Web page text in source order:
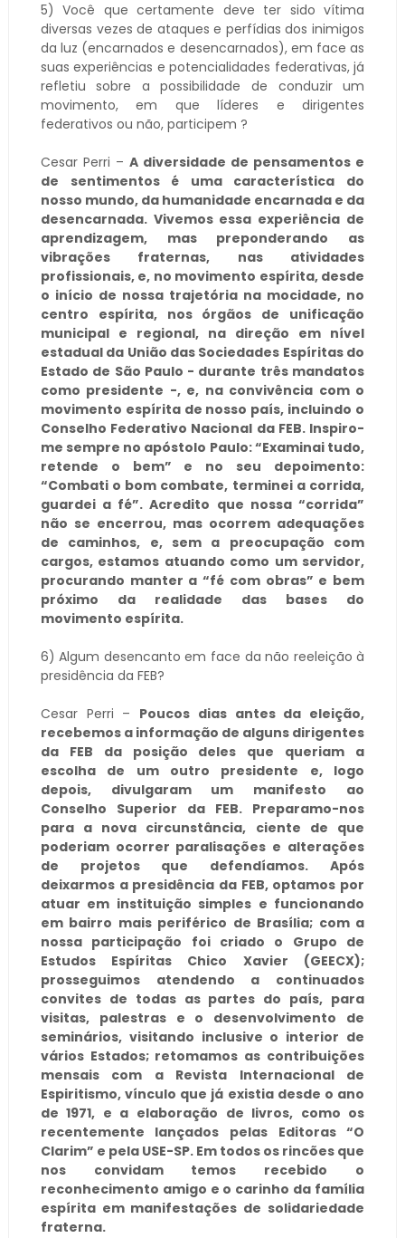
5) Você que certamente deve ter sido vítima
diversas vezes de ataques e perfídias dos inimigos
da luz (encarnados e desencarnados), em face as
suas experiências e potencialidades federativas, já
refletiu sobre a possibilidade de conduzir um
movimento, em que líderes e dirigentes
federativos ou não, participem ?
Cesar Perri – A diversidade de pensamentos e
de sentimentos é uma característica do
nosso mundo, da humanidade encarnada e da
desencarnada. Vivemos essa experiência de
aprendizagem, mas preponderando as
vibrações fraternas, nas atividades
profissionais, e, no movimento espírita, desde
o início de nossa trajetória na mocidade, no
centro espírita, nos órgãos de unificação
municipal e regional, na direção em nível
estadual da União das Sociedades Espíritas do
Estado de São Paulo - durante três mandatos
como presidente -, e, na convivência com o
movimento espírita de nosso país, incluindo o
Conselho Federativo Nacional da FEB. Inspiro-
me sempre no apóstolo Paulo: “Examinai tudo,
retende o bem” e no seu depoimento:
“Combati o bom combate, terminei a corrida,
guardei a fé”. Acredito que nossa “corrida”
não se encerrou, mas ocorrem adequações
de caminhos, e, sem a preocupação com
cargos, estamos atuando como um servidor,
procurando manter a “fé com obras” e bem
próximo da realidade das bases do
movimento espírita.
6) Algum desencanto em face da não reeleição à
presidência da FEB?
Cesar Perri – Poucos dias antes da eleição,
recebemos a informação de alguns dirigentes
da FEB da posição deles que queriam a
escolha de um outro presidente e, logo
depois, divulgaram um manifesto ao
Conselho Superior da FEB. Preparamo-nos
para a nova circunstância, ciente de que
poderiam ocorrer paralisações e alterações
de projetos que defendíamos. Após
deixarmos a presidência da FEB, optamos por
atuar em instituição simples e funcionando
em bairro mais periférico de Brasília; com a
nossa participação foi criado o Grupo de
Estudos Espíritas Chico Xavier (GEECX);
prosseguimos atendendo a continuados
convites de todas as partes do país, para
visitas, palestras e o desenvolvimento de
seminários, visitando inclusive o interior de
vários Estados; retomamos as contribuições
mensais com a Revista Internacional de
Espiritismo, vínculo que já existia desde o ano
de 1971, e a elaboração de livros, como os
recentemente lançados pelas Editoras “O
Clarim” e pela USE-SP. Em todos os rincões que
nos convidam temos recebido o
reconhecimento amigo e o carinho da família
espírita em manifestações de solidariedade
fraterna.